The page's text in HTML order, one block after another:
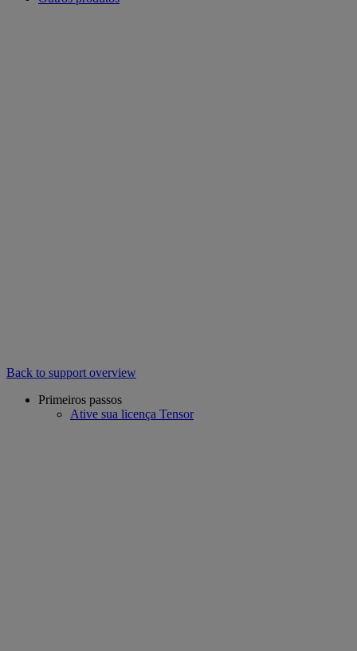
Back to support overview
Primeiros passos
Ative sua licença Tensor